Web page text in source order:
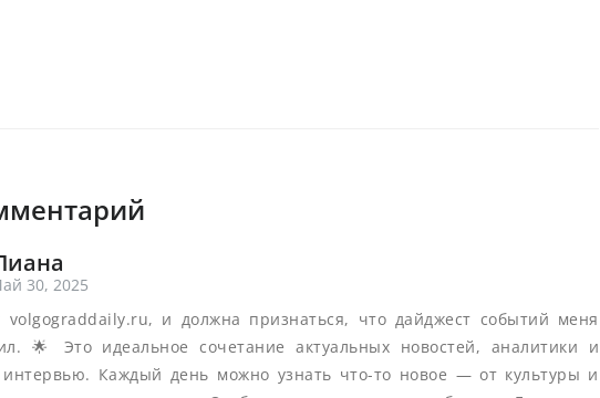
30, 2025
volgograddaily.ru, и должна признаться, что дайджест событий меня
🌟 Это идеальное сочетание актуальных новостей, аналитики и
интервью. Каждый день можно узнать что-то новое — от культуры и